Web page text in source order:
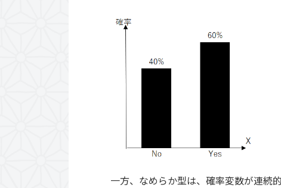
一方、なめらか型は、確率変数が連続